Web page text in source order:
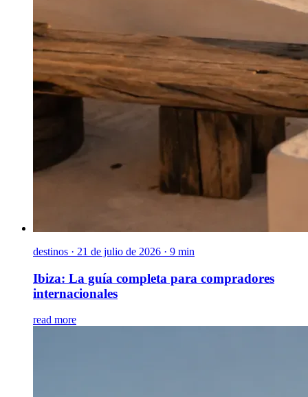
destinos · 21 de julio de 2026 · 9 min
Ibiza: La guía completa para compradores
internacionales
read more